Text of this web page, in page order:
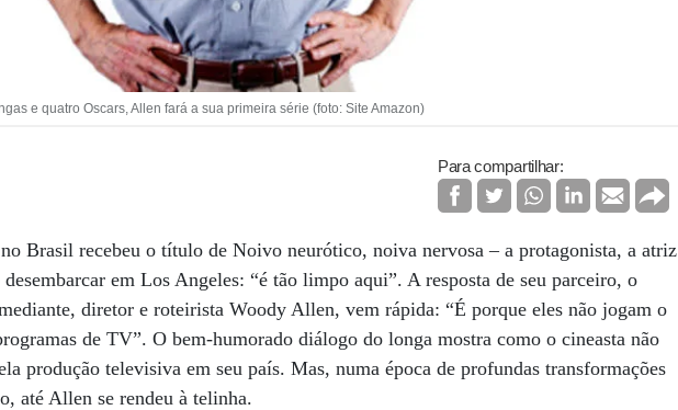
e quatro Oscars, Allen fará a sua primeira série (foto: Site Amazon)
Para compartilhar:
Brasil recebeu o título de Noivo neurótico, noiva nervosa – a protagonista, a atriz
em Los Angeles: “é tão limpo aqui”. A resposta de seu parceiro, o
diretor e roteirista Woody Allen, vem rápida: “É porque eles não jogam o
de TV”. O bem-humorado diálogo do longa mostra como o cineasta não
produção televisiva em seu país. Mas, numa época de profundas transformações
até Allen se rendeu à telinha.